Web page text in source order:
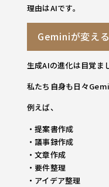
理由はAIです。
Geminiが変え
生成AIの進化は目覚ま
私たち自身も日々
例えば、
・提案書作成
・議事録作成
・文章作成
・要件整理
・アイデア整理